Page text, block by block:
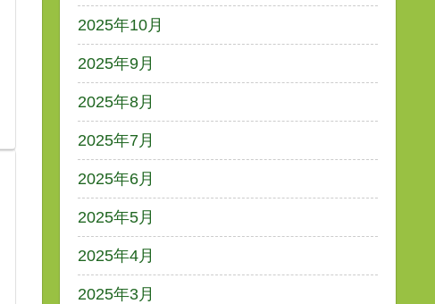
2025年10月
2025年9月
2025年8月
2025年7月
2025年6月
2025年5月
2025年4月
2025年3月